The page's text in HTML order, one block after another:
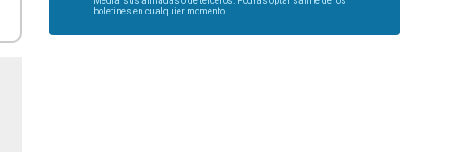
boletines en cualquier momento.